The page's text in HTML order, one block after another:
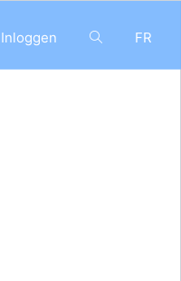
FR
Inloggen